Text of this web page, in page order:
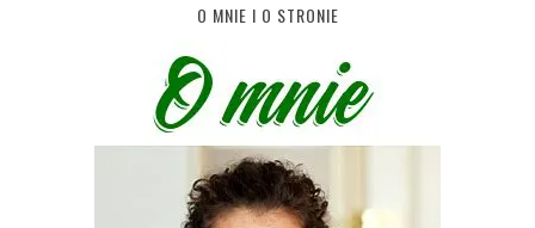
O MNIE I O STRONIE